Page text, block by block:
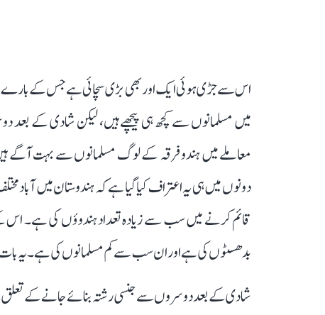
اس سے جڑی ہوئی ایک اور بھی بڑی سچائی ہے جس کے بارے
میں مسلمانوں سے کچھ ہی پیچھے ہیں، لیکن شادی کے بعد
دونوں میں ہی یہ اعتراف کیا گیا ہے کہ ہندوستان میں
قائم کرنے میں سب سے زیادہ تعداد ہندوؤں کی ہے۔
بدھسٹوں کی ہے اور ان سب سے کم مسلمانوں کی ہے۔ یہ بات
شادی کے بعد دوسروں سے جنسی رشتہ بنائے جانے کے تعلق